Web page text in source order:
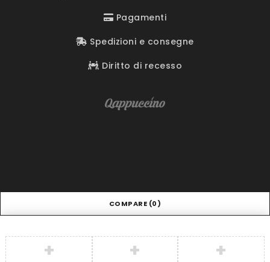
Pagamenti
Spedizioni e consegne
Diritto di recesso
COMPARE (0)